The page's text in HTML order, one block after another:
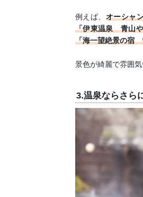
例えば、 オーシャ
「伊東温泉 青山や
「海一望絶景の宿
景色が綺麗で雰囲
3.温泉ならさら